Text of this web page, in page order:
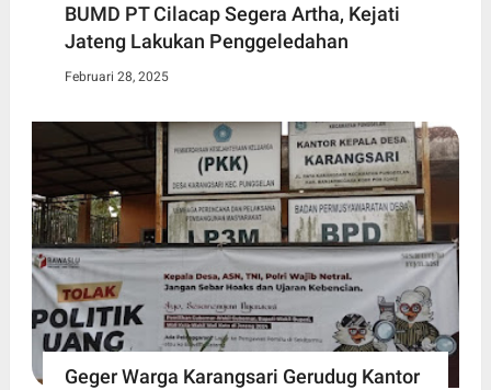
BUMD PT Cilacap Segera Artha, Kejati
Jateng Lakukan Penggeledahan
Februari 28, 2025
Geger Warga Karangsari Gerudug Kantor